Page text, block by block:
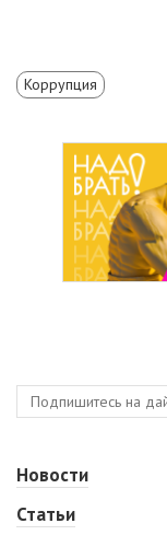
Коррупция
Новости
Статьи